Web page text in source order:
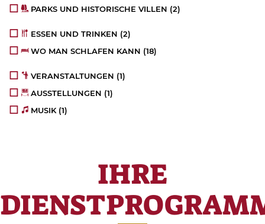
PARKS UND HISTORISCHE VILLEN (2)
ESSEN UND TRINKEN (2)
WO MAN SCHLAFEN KANN (18)
VERANSTALTUNGEN (1)
AUSSTELLUNGEN (1)
MUSIK (1)
IHRE